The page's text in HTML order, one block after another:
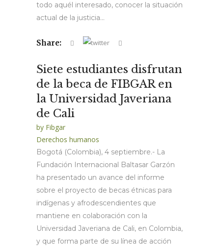
todo aquél interesado, conocer la situación
actual de la justicia...
Share:
Siete estudiantes disfrutan
de la beca de FIBGAR en
la Universidad Javeriana
de Cali
by Fibgar
Derechos humanos
Bogotá (Colombia), 4 septiembre.- La
Fundación Internacional Baltasar Garzón
ha presentado un avance del informe
sobre el proyecto de becas étnicas para
indígenas y afrodescendientes que
mantiene en colaboración con la
Universidad Javeriana de Cali, en Colombia,
y que forma parte de su línea de acción